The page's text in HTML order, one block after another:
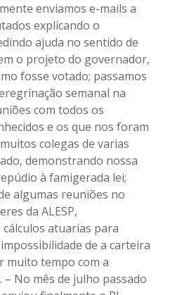
enviamos e-mails a
explicando o
ajuda no sentido de
o projeto do governador,
fosse votado; passamos
semanal na
com todos os
e os que nos foram
colegas de varias
demonstrando nossa
à famigerada lei;
algumas reuniões no
da ALESP,
atuarias para
de a carteira
muito tempo com a
– No mês de julho passado